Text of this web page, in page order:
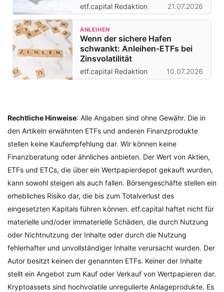
etf.capital Redaktion 21.07.2026
ANLEIHEN
Wenn der sichere Hafen
schwankt: Anleihen-ETFs bei
Zinsvolatilität
etf.capital Redaktion 10.07.2026
Rechtliche Hinweise: Alle Angaben sind ohne Gewähr. Die in
den Artikeln erwähnten ETFs und anderen Finanzprodukte
stellen keine Kaufempfehlung dar. Wir können keine
Finanzberatung oder ähnliches anbieten. Der Wert von Aktien,
ETFs und ETCs, die über ein Wertpapierdepot gekauft wurden,
kann sowohl steigen als auch fallen. Börsengeschäfte stellen ein
erhebliches Risiko dar, die bis zum Totalverlust des
eingesetzten Kapitals führen können. etf.capital haftet nicht für
materielle und/oder immaterielle Schäden, die durch Nutzung
oder Nichtnutzung der Inhalte oder durch die Nutzung
fehlerhafter und unvollständiger Inhalte verursacht wurden. Der
Autor besitzt keinen der genannten ETFs. Keiner der Inhalte
stellt ein Angebot zum Kauf oder Verkauf von Wertpapieren dar.
Kryptoassets sind hochvolatile unregulierte Anlageprodukte. Es